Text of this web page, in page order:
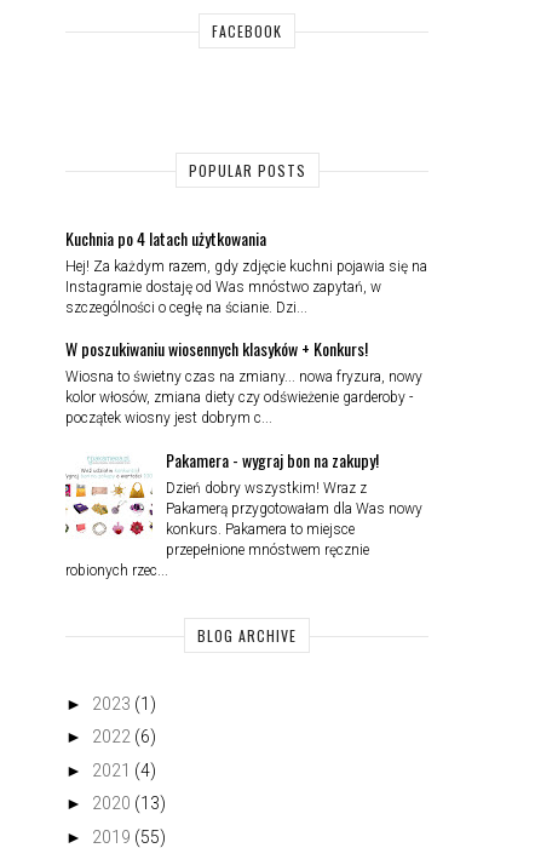
FACEBOOK
POPULAR POSTS
Kuchnia po 4 latach użytkowania
Hej! Za każdym razem, gdy zdjęcie kuchni pojawia się na
Instagramie dostaję od Was mnóstwo zapytań, w
szczególności o cegłę na ścianie. Dzi...
W poszukiwaniu wiosennych klasyków + Konkurs!
Wiosna to świetny czas na zmiany... nowa fryzura, nowy
kolor włosów, zmiana diety czy odświeżenie garderoby -
początek wiosny jest dobrym c...
Pakamera - wygraj bon na zakupy!
Dzień dobry wszystkim! Wraz z
Pakamerą przygotowałam dla Was nowy
konkurs. Pakamera to miejsce
przepełnione mnóstwem ręcznie
robionych rzec...
BLOG ARCHIVE
► 2023 (1)
► 2022 (6)
► 2021 (4)
► 2020 (13)
► 2019 (55)